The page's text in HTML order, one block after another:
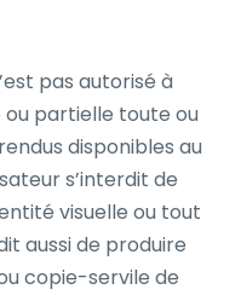
pas autorisé à
partielle toute ou
disponibles au
s’interdit de
visuelle ou tout
aussi de produire
copie-servile de